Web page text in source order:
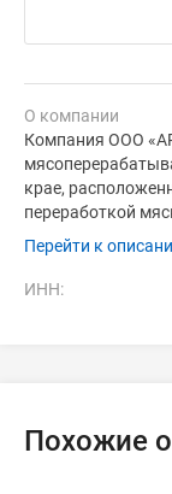
О компании
Компания ООО
крае,
переработкой
Перейти к
ИНН:
Похожие